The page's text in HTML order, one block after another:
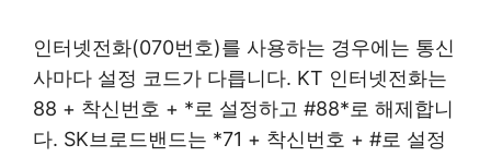
인터넷전화(070번호)를 사용하는 경우에는 통신
사마다 설정 코드가 다릅니다. KT 인터넷전화는
88 + 착신번호 + *로 설정하고 #88*로 해제합니
다. SK브로드밴드는 *71 + 착신번호 + #로 설정